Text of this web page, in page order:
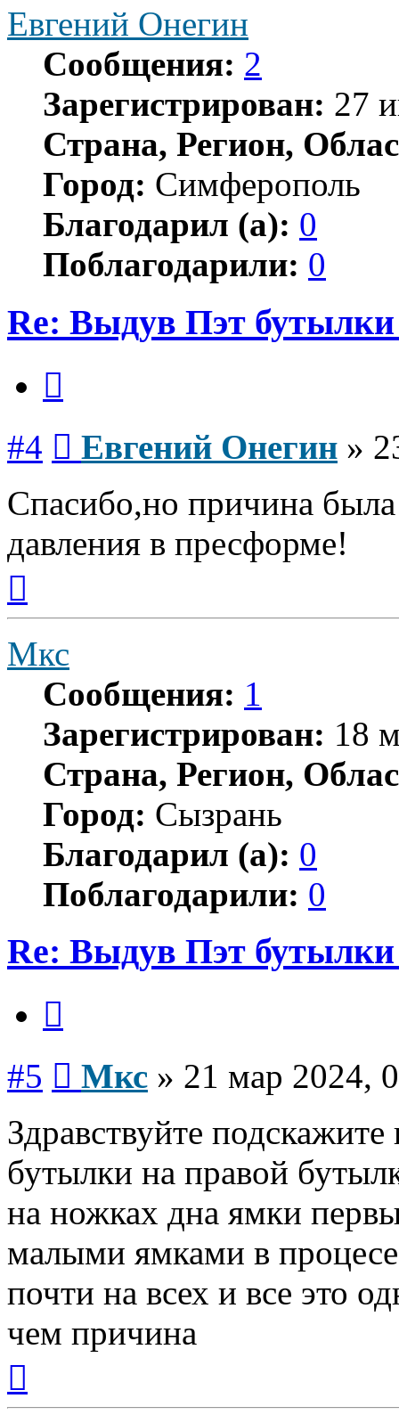
Евгений Онегин
Сообщения: 2
Зарегистрирован: 27
Страна, Регион,
Город: Симферополь
Благодарил (а): 0
Поблагодарили: 0
Re: Выдув Пэт
#4 Евгений Онегин »
Спасибо,но причина
давления в пресформе!
началу
Мкс
Сообщения: 1
Зарегистрирован: 18
Страна, Регион,
Город: Сызрань
Благодарил (а): 0
Поблагодарили: 0
Re: Выдув Пэт
#5 Мкс » 21 мар 2024,
Здравствуйте
бутылки на правой
на ножках дна ямки
малыми ямками в процесе
почти на всех и все это
чем причина
началу